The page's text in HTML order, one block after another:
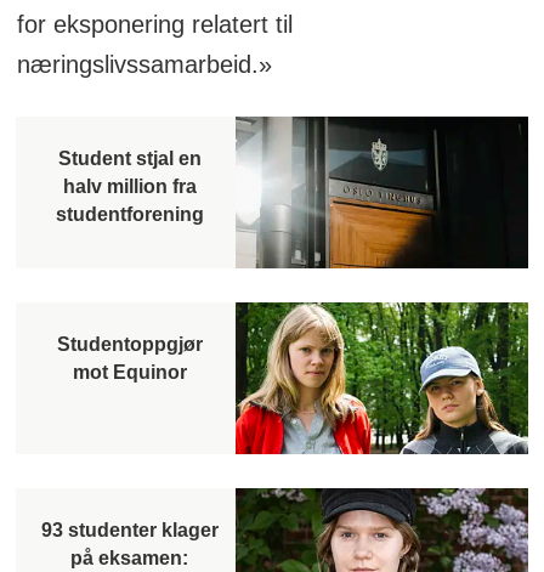
for eksponering relatert til
næringslivssamarbeid.»
Student stjal en
halv million fra
studentforening
Studentoppgjør
mot Equinor
93 studenter klager
på eksamen: